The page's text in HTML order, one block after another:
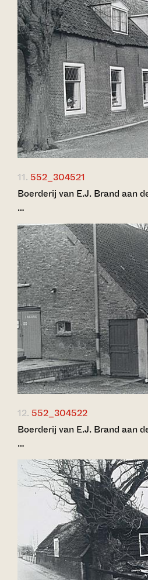
11. 552_304521
Boerderij van E.J. Brand aan
…
12. 552_304522
Boerderij van E.J. Brand aan
…